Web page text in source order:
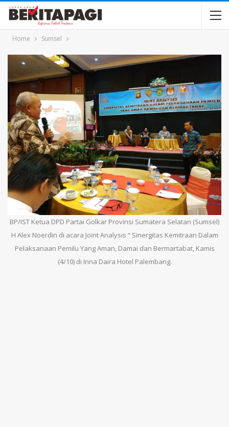
Home Sumsel
BP/IST Ketua DPD Partai Golkar Provinsi Sumatera Selatan (Sumsel)
H Alex Noerdin di acara Joint Analysis “ Sinergitas Kemitraan Dalam
Pelaksanaan Pemilu Yang Aman, Damai dan Bermartabat, Kamis
(4/10) di Inna Daira Hotel Palembang.